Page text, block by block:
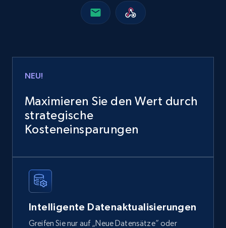
199+ Jetzt kaufen
price, Currency, Availability, Reviews count, and
eCommerce
URL, Domain, Country code, Model number,
NEU!
Maximieren Sie den Wert durch
strategische
Kosteneinsparungen
Intelligente Datenaktualisierungen
Greifen Sie nur auf „Neue Datensätze” oder